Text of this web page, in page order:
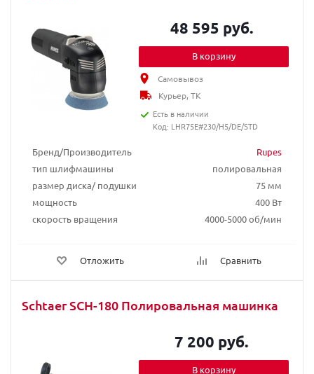
Бренд/Производитель
Rupes
тип шлифмашины
полировальная
размер диска/ подушки
75 мм
мощность
400 Вт
скорость вращения
4000-5000 об/мин
Отложить Сравнить
48 595 руб.
В корзину
Самовывоз
Курьер, ТК
Есть в наличии
Код: LHR75E#230/H5/DE/STD
Schtaer SCH-180 Полировальная машинка
7 200 руб.
В корзину